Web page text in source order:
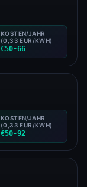
KOSTEN/JAHR
(0,33 EUR/KWH)
€50-66
KOSTEN/JAHR
(0,33 EUR/KWH)
€50-92